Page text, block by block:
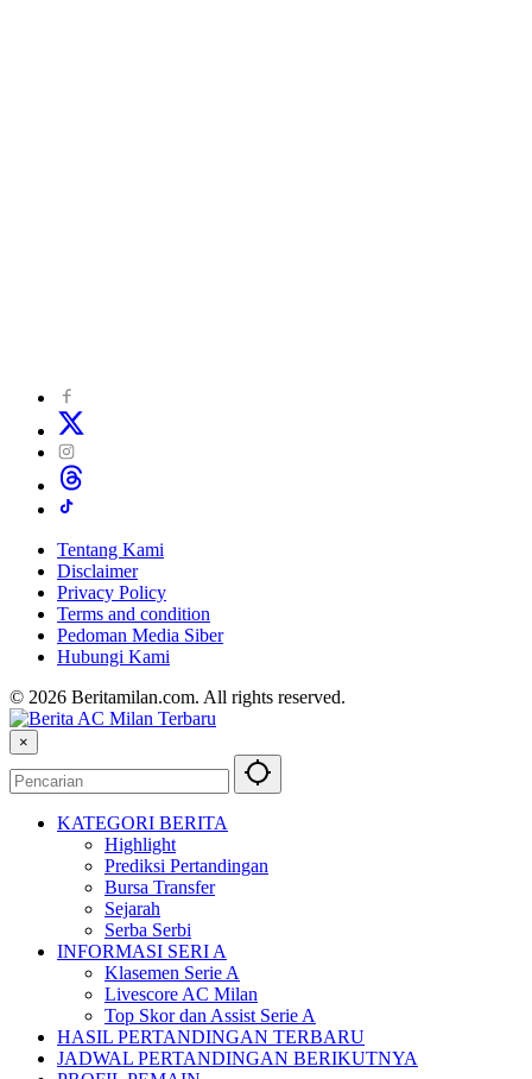
Tentang Kami
Disclaimer
Privacy Policy
Terms and condition
Pedoman Media Siber
Hubungi Kami
© 2026 Beritamilan.com. All rights reserved.
×
KATEGORI BERITA
Highlight
Prediksi Pertandingan
Bursa Transfer
Sejarah
Serba Serbi
INFORMASI SERI A
Klasemen Serie A
Livescore AC Milan
Top Skor dan Assist Serie A
HASIL PERTANDINGAN TERBARU
JADWAL PERTANDINGAN BERIKUTNYA